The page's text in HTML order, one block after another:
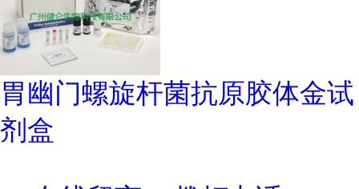
胃幽门螺旋杆菌抗原胶体金试
剂盒